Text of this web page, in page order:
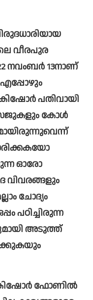
വീരപുര
നവംബര്‍ 13നാണ്
എപ്പോഴും
പതിവായി
കോള്‍
ഓരോ
വിവരങ്ങളും
ചോദ്യം
പഠിച്ചിരുന്ന
അടുത്ത്
ഫോണില്‍